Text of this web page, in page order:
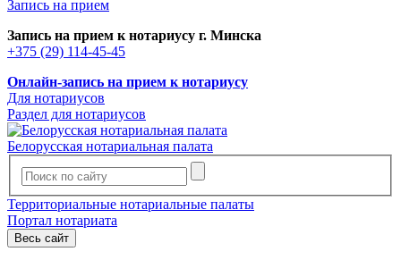
Запись на прием
Запись на прием к нотариусу г. Минска
+375 (29) 114-45-45
Онлайн-запись на прием к нотариусу
Для нотариусов
Раздел для нотариусов
Белорусская нотариальная палата
Территориальные нотариальные палаты
Портал нотариата
Весь сайт